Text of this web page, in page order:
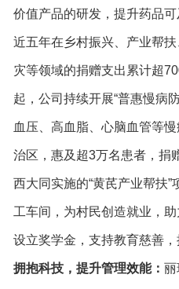
价值产品的研发，提升药品
近五年在乡村振兴、产业帮
灾等领域的捐赠支出累计超
起，公司持续开展“普惠慢病
血压、高血脂、心脑血管等
治区，惠及超3万名患者，捐
西大同实施的“黄芪产业帮扶
工车间，为村民创造就业，
设立奖学金，支持教育慈善，
拥抱科技，提升管理效能： 丽